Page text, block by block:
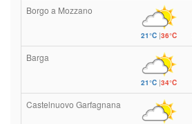
Borgo a Mozzano
21°C|36°C
Barga
21°C|34°C
Castelnuovo Garfagnana